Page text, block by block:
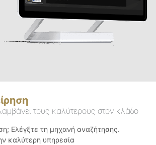
τους καλύτερους στον κλάδο
Ελέγξτε τη μηχανή αναζήτησης.
καλύτερη υπηρεσία